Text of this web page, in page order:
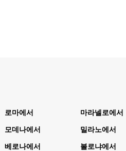
로마에서 마라넬로에서
모데나에서 밀라노에서
베로나에서 볼로냐에서